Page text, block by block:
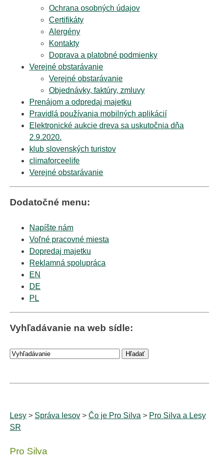
Ochrana osobných údajov
Certifikáty
Alergény
Kontakty
Doprava a platobné podmienky
Verejné obstarávanie
Verejné obstarávanie
Objednávky, faktúry, zmluvy
Prenájom a odpredaj majetku
Pravidlá používania mobilných aplikácií
Elektronické aukcie dreva sa uskutočnia dňa
2.9.2020.
klub slovenských turistov
climaforceelife
Verejné obstarávanie
Dodatočné menu:
Napíšte nám
Voľné pracovné miesta
Dopredaj majetku
Reklamná spolupráca
EN
DE
PL
Vyhľadávanie na web sídle:
Lesy > Správa lesov > Čo je Pro Silva > Pro Silva a Lesy
SR
Pro Silva